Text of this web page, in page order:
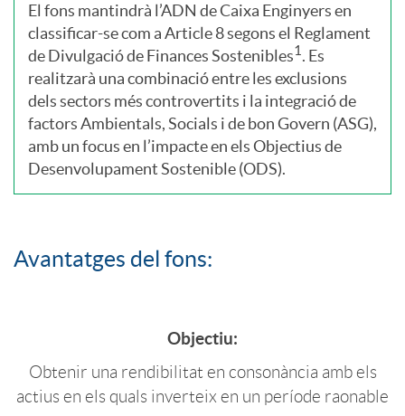
n
d
a
d
s
e
C
I
M
2
El fons mantindrà l’ADN de Caixa Enginyers en
classificar-se com a Article 8 segons el Reglament
de Divulgació de Finances Sostenibles1 . Es
realitzarà una combinació entre les exclusions
dels sectors més controvertits i la integració de
factors Ambientals, Socials i de bon Govern (ASG),
amb un focus en l’impacte en els Objectius de
Desenvolupament Sostenible (ODS).
Avantatges del fons:
Objectiu:
Obtenir una rendibilitat en consonància amb els
actius en els quals inverteix en un període raonable